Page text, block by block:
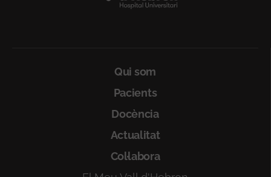
Qui som
Pacients
Docència
Actualitat
Col·labora